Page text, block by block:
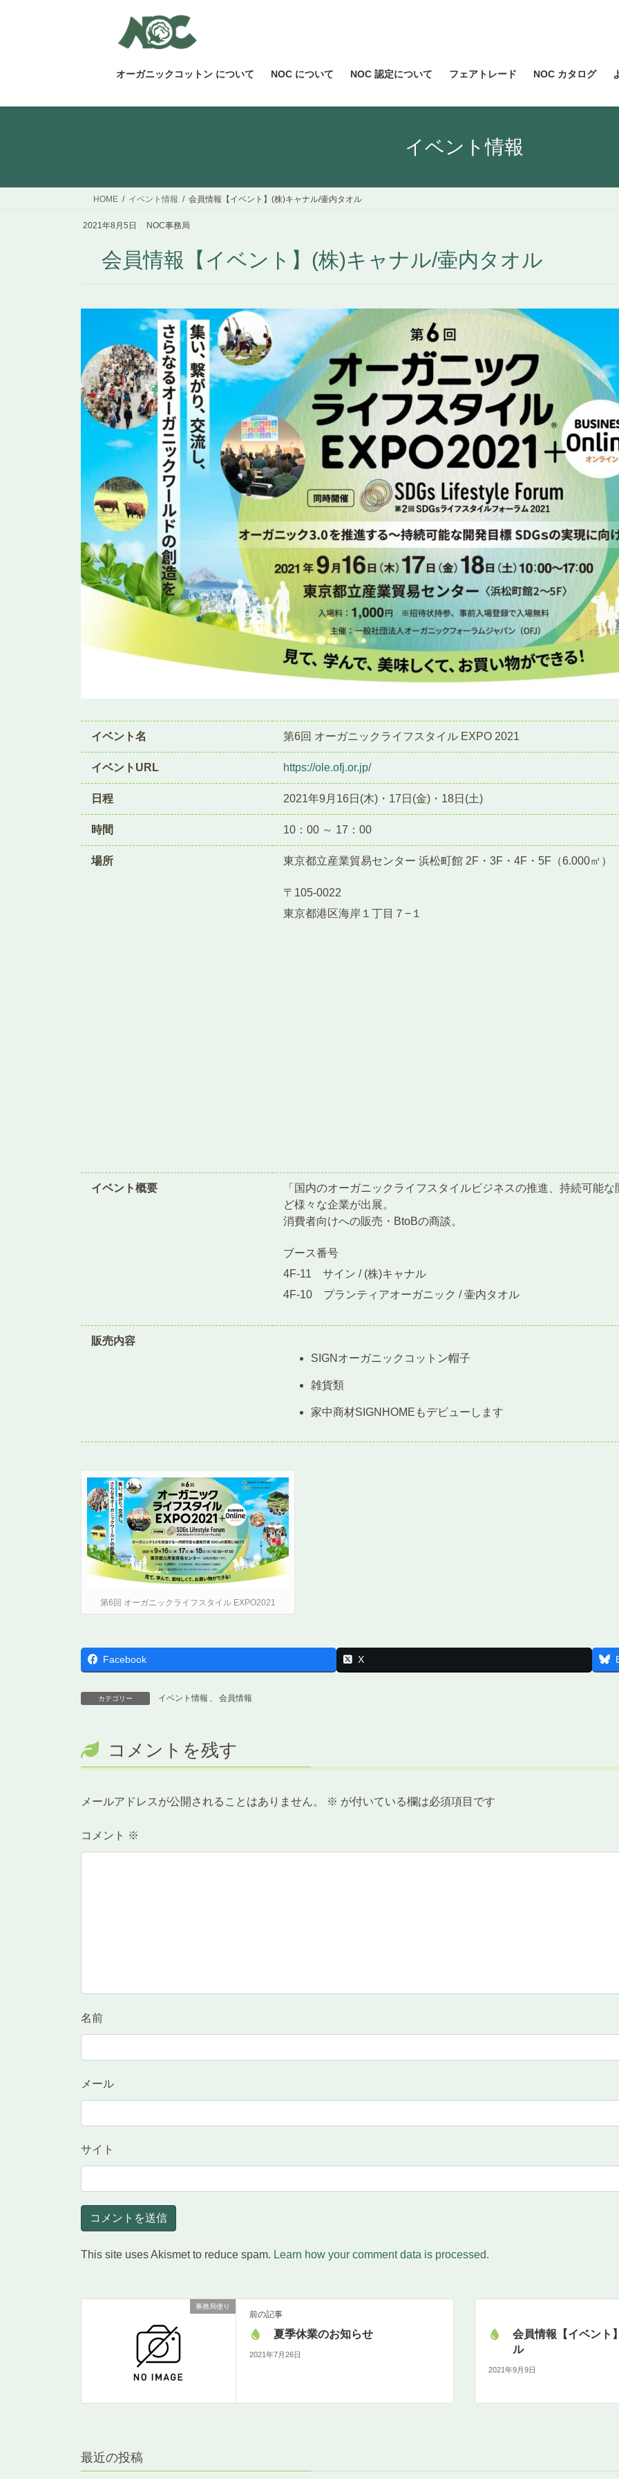
ス
ン
オーガニックコットン について NOC について NOC 認定について フェアトレード NOC カタログ
イベント情報
HOME イベント情報 会員情報【イベント】(株)キャナル/壷内タオル
2021年8月5日 NOC事務局
会員情報【イベント】(株)キャナル/壷内タオル
イベント名 第6回 オーガニックライフスタイル EXPO 2021
イベントURL https://ole.ofj.or.jp/
日程 2021年9月16日(木)・17日(金)・18日(土)
時間 10：00 ～ 17：00
場所 東京都立産業貿易センター 浜松町館 2F・3F・4F・5F（6.000㎡）
〒105-0022
東京都港区海岸１丁目７−１
イベント概要
「国内のオーガニックライフスタイルビジネスの推進、持続可能
ど様々な企業が出展。
消費者向けへの販売・BtoBの商談。
ブース番号
4F-11 サイン / (株)キャナル
4F-10 プランティアオーガニック / 壷内タオル
販売内容
SIGNオーガニックコットン帽子
雑貨類
家中商材SIGNHOMEもデビューします
第6回 オーガニックライフスタイル EXPO2021
Facebook X
カテゴリー イベント情報 、 会員情報
コメントを残す
メールアドレスが公開されることはありません。 ※ が付いている欄は必須項目です
コメント ※
名前
メール
サイト
This site uses Akismet to reduce spam. Learn how your comment data is processed.
事務局便り
前の記事
夏季休業のお知らせ
2021年7月26日
会員情報【イベント
ル
2021年9月9日
最近の投稿